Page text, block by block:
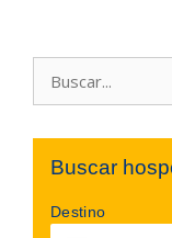
Buscar
Destino